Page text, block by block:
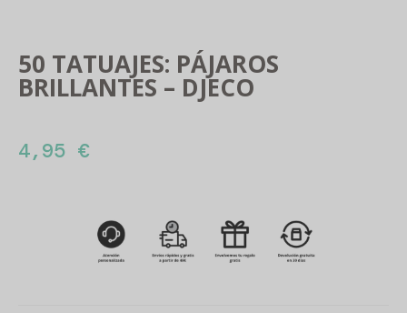
50 TATUAJES: PÁJAROS
BRILLANTES – DJECO
4,95 €